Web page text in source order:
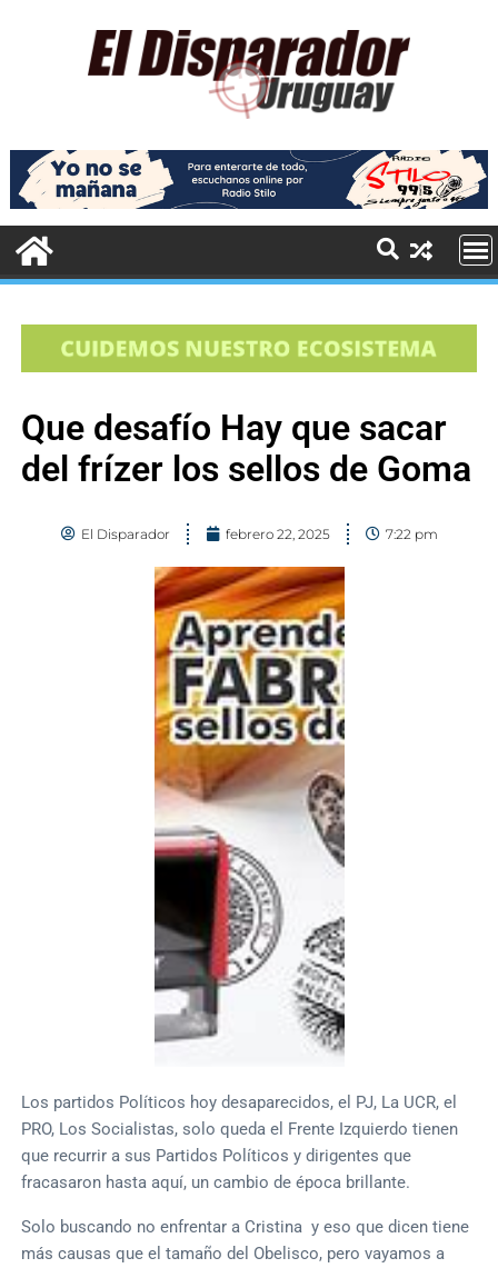
Que desafío Hay que sacar
del frízer los sellos de Goma
El Disparador febrero 22, 2025 7:22 pm
Los partidos Políticos hoy desaparecidos, el PJ, La UCR, el
PRO, Los Socialistas, solo queda el Frente Izquierdo tienen
que recurrir a sus Partidos Políticos y dirigentes que
fracasaron hasta aquí, un cambio de época brillante.
Solo buscando no enfrentar a Cristina y eso que dicen tiene
más causas que el tamaño del Obelisco, pero vayamos a